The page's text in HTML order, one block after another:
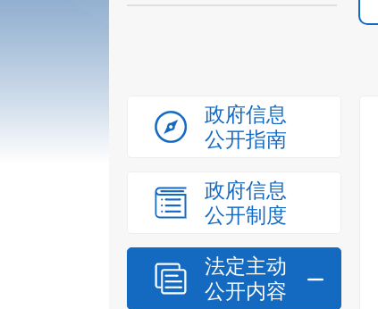
政府信息
公开指南
政府信息
公开制度
法定主动
公开内容